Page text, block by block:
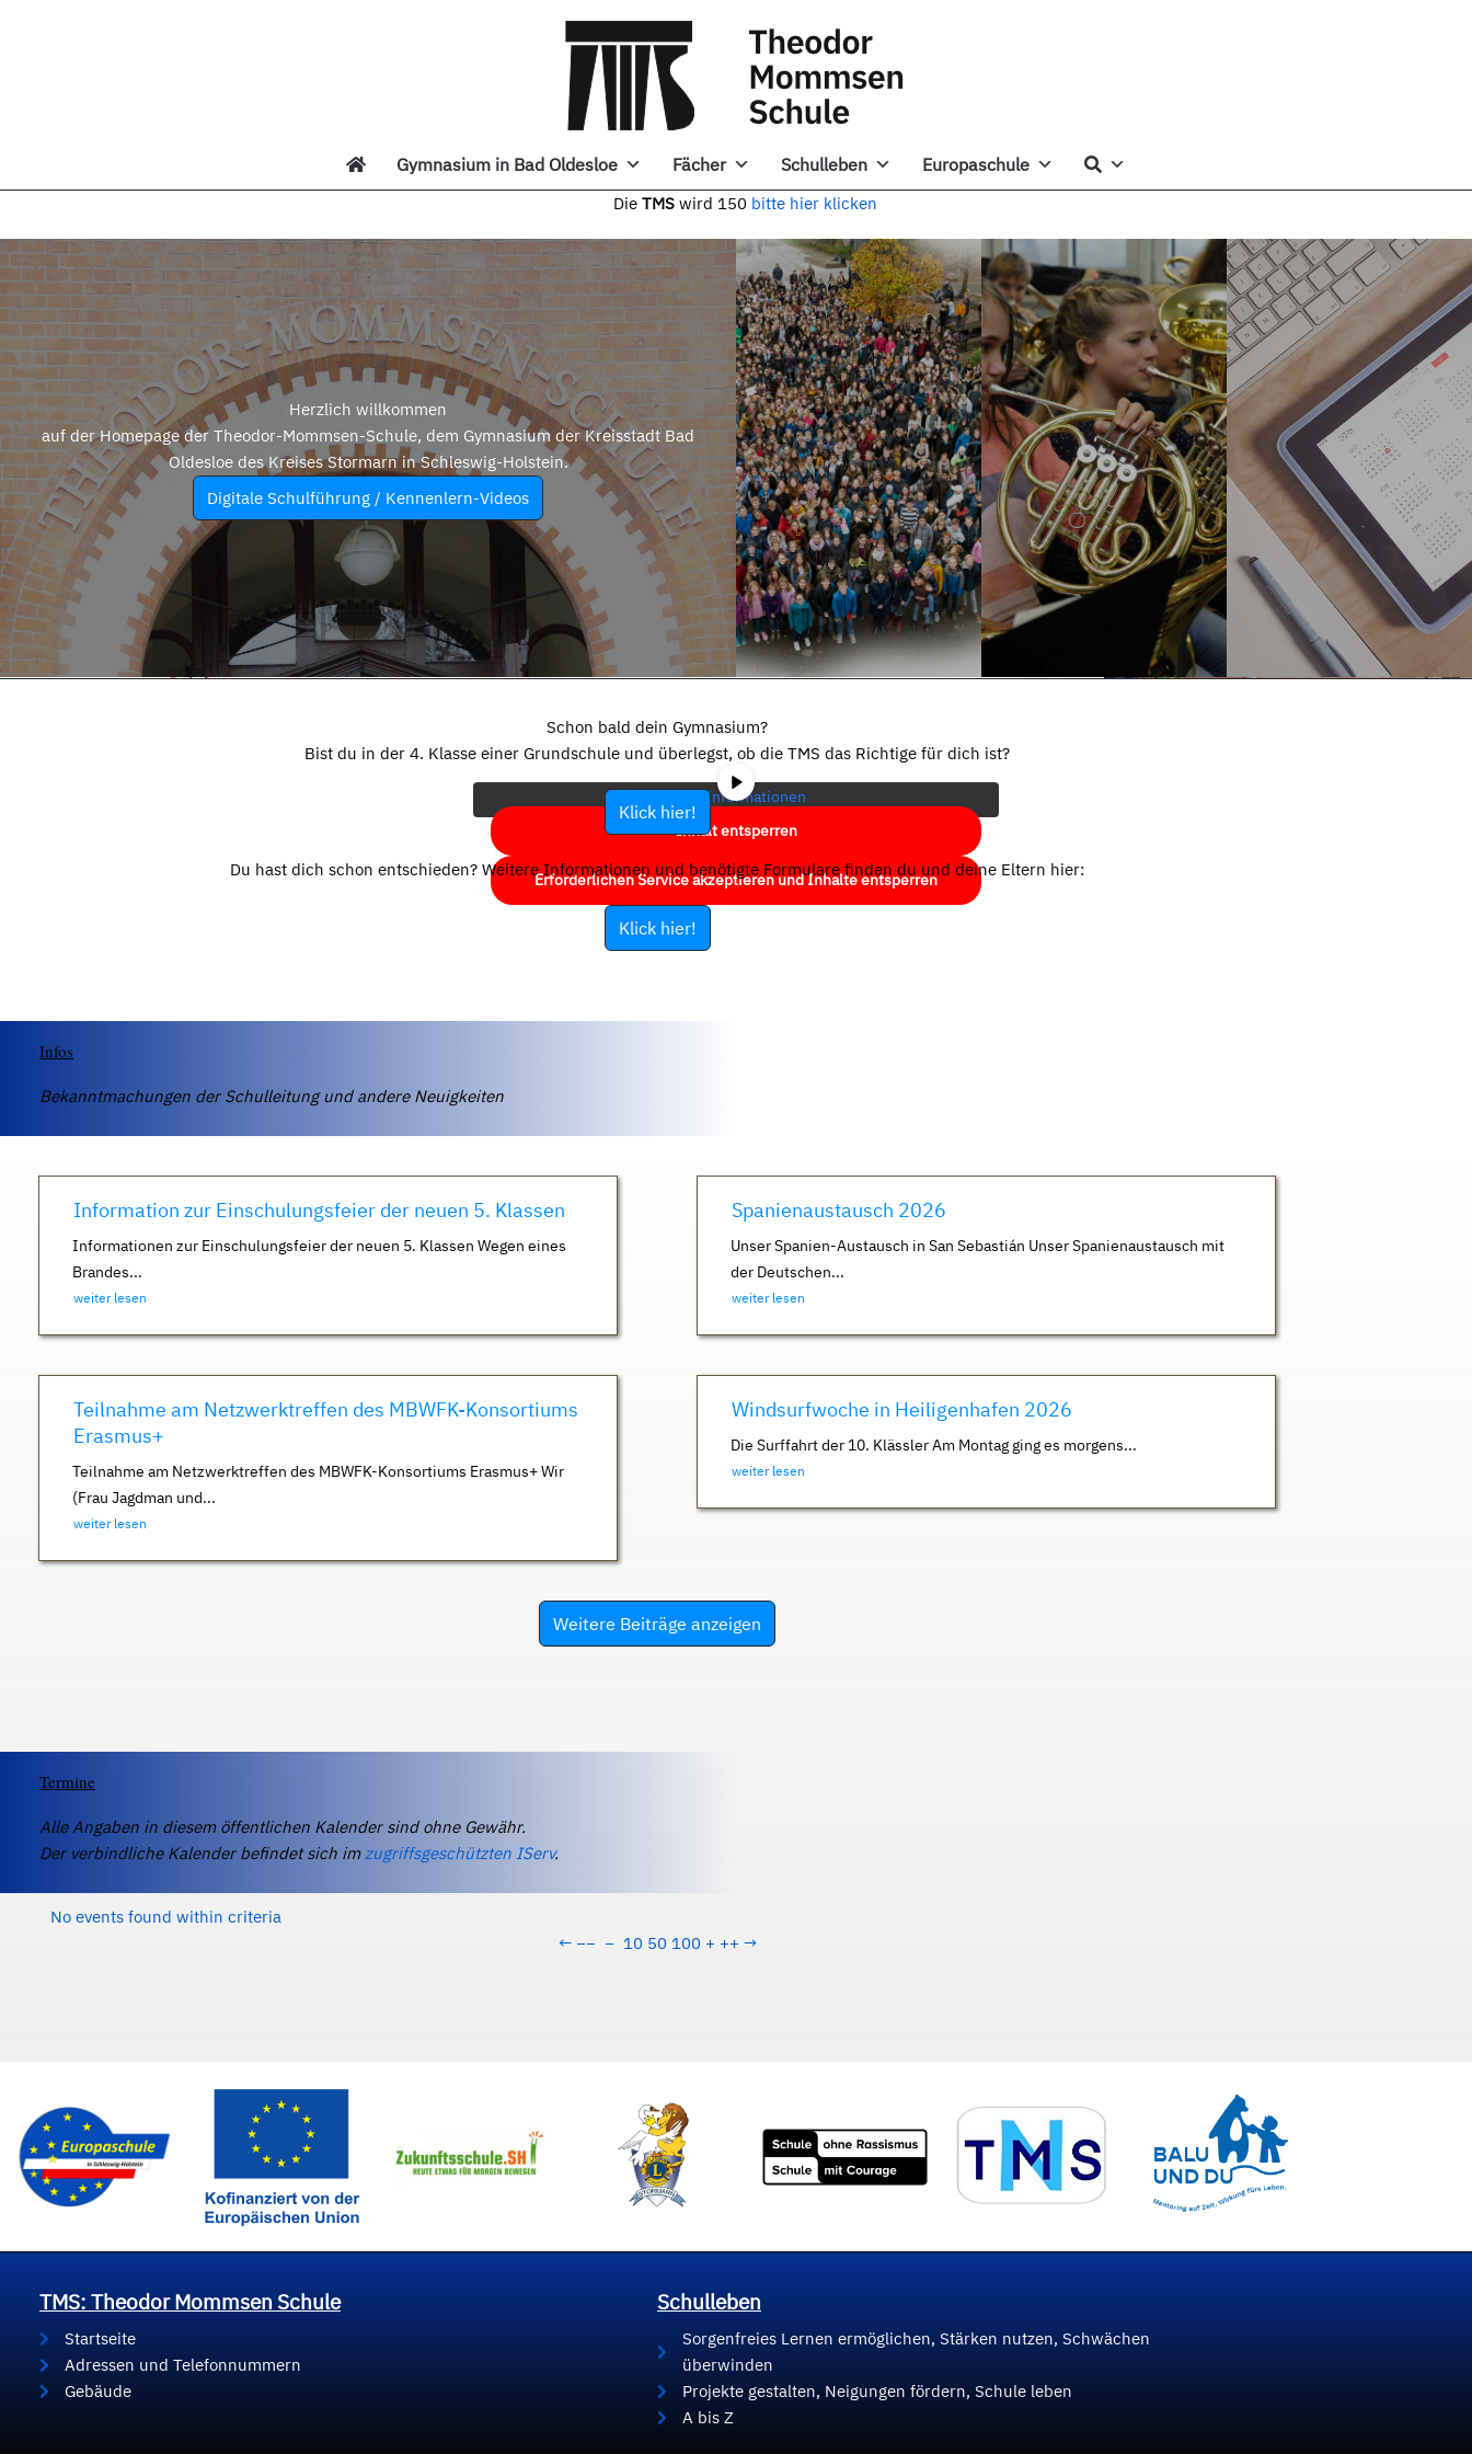
Gymnasium in Bad Oldesloe Fächer Schulleben Europaschule
Die TMS wird 150 bitte hier klicken
Herzlich willkommen
auf der Homepage der Theodor-Mommsen-Schule, dem Gymnasium der Kreisstadt Bad
Oldesloe des Kreises Stormarn in Schleswig-Holstein.
Digitale Schulführung / Kennenlern-Videos
eigentlichen Inhalt zuzugreifen, klicken Sie auf die Schaltfläche unten.
Bitte beachten Sie, dass dabei Daten an Drittanbieter weitergegeben
werden.
Mehr Informationen
Inhalt entsperren
Erforderlichen Service akzeptieren und Inhalte entsperren
Schon bald dein Gymnasium?
Bist du in der 4. Klasse einer Grundschule und überlegst, ob die TMS das Richtige für dich ist?
Klick hier!
Du hast dich schon entschieden? Weitere Informationen und benötigte Formulare finden du und deine Eltern hier:
Klick hier!
Infos
Bekanntmachungen der Schulleitung und andere Neuigkeiten
Information zur Einschulungsfeier der neuen 5. Klassen
Informationen zur Einschulungsfeier der neuen 5. Klassen Wegen eines
Brandes...
weiter lesen
Spanienaustausch 2026
Unser Spanien-Austausch in San Sebastián Unser Spanienaustausch mit
der Deutschen...
weiter lesen
Teilnahme am Netzwerktreffen des MBWFK-Konsortiums
Erasmus+
Teilnahme am Netzwerktreffen des MBWFK-Konsortiums Erasmus+ Wir
(Frau Jagdman und...
weiter lesen
Windsurfwoche in Heiligenhafen 2026
Die Surffahrt der 10. Klässler Am Montag ging es morgens...
weiter lesen
Weitere Beiträge anzeigen
Termine
Alle Angaben in diesem öffentlichen Kalender sind ohne Gewähr.
Der verbindliche Kalender befindet sich imzugriffsgeschützten IServ.
No events found within criteria
← −− − 10 50 100 + ++ →
TMS: Theodor Mommsen Schule
Startseite
Adressen und Telefonnummern
Gebäude
Schulleben
Sorgenfreies Lernen ermöglichen, Stärken nutzen, Schwächen
überwinden
Projekte gestalten, Neigungen fördern, Schule leben
A bis Z